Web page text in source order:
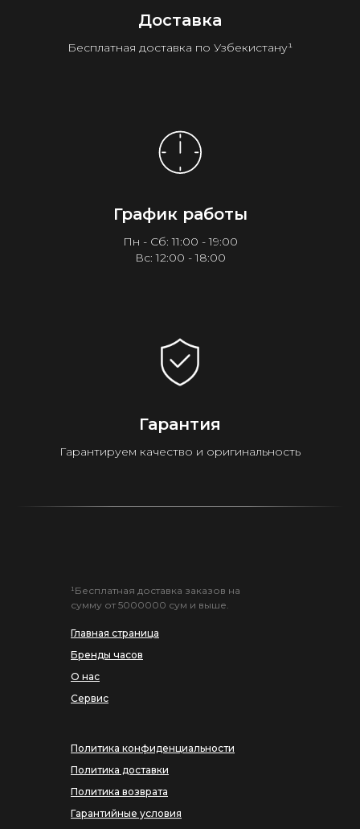
Доставка
Бесплатная доставка по Узбекистану¹
График работы
Пн - Сб: 11:00 - 19:00
Вс: 12:00 - 18:00
Гарантия
Гарантируем качество и оригинальность
Главная страница
Бренды часов
О нас
Сервис
¹Бесплатная доставка заказов на
сумму от 5000000 сум и выше.
Политика конфиденциальности
Политика доставки
Политика возврата
Гарантийные условия